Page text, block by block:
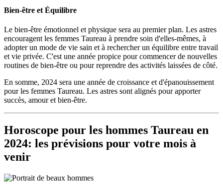
Bien-être et Équilibre
Le bien-être émotionnel et physique sera au premier plan. Les astres
encouragent les femmes Taureau à prendre soin d'elles-mêmes, à
adopter un mode de vie sain et à rechercher un équilibre entre travail
et vie privée. C'est une année propice pour commencer de nouvelles
routines de bien-être ou pour reprendre des activités laissées de côté.
En somme, 2024 sera une année de croissance et d'épanouissement
pour les femmes Taureau. Les astres sont alignés pour apporter
succès, amour et bien-être.
Horoscope pour les hommes Taureau en
2024: les prévisions pour votre mois à
venir